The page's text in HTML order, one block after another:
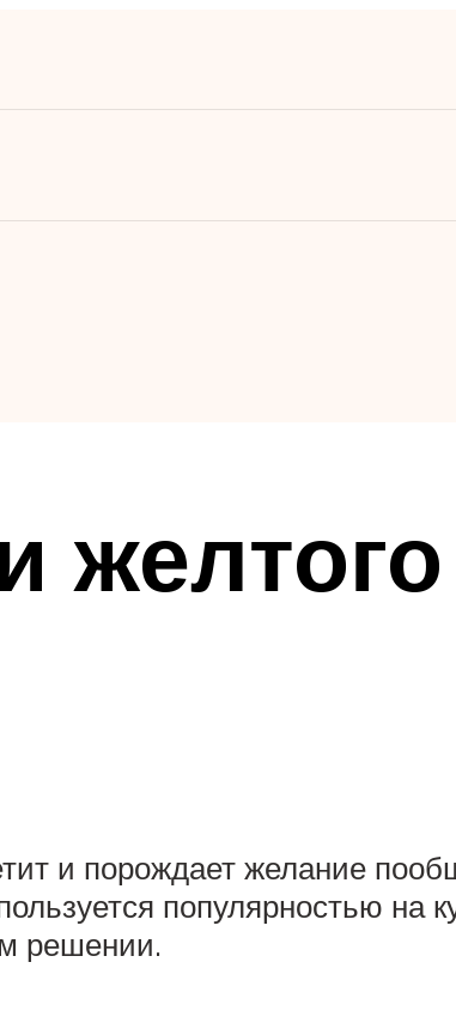
и порождает желание
популярностью на
решении.